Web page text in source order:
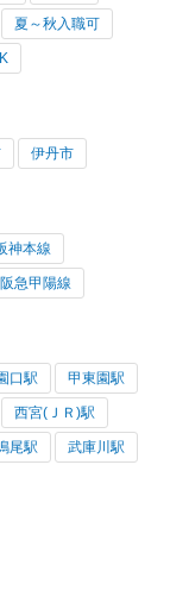
夏～秋入職可
伊丹市
神本線
阪急甲陽線
口駅 甲東園駅
西宮(ＪＲ)駅
尾駅 武庫川駅